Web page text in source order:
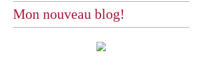
Mon nouveau blog!